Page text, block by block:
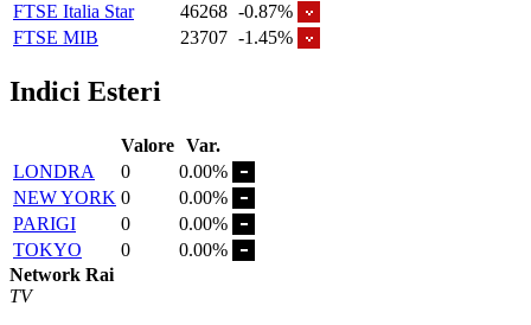
FTSE Italia Star
46268 -0.87%
FTSE MIB
23707 -1.45%
Indici Esteri
Valore Var.
LONDRA
0
0.00%
NEW YORK 0
0.00%
PARIGI
0
0.00%
TOKYO
0
0.00%
Network Rai
TV